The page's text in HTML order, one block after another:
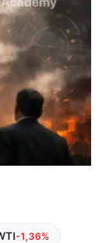
-1,36%